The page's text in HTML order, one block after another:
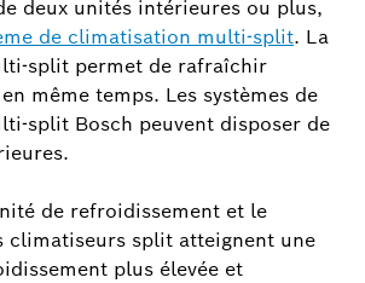
deux unités intérieures ou plus,
de climatisation multi-split. La
split permet de rafraîchir
même temps. Les systèmes de
split Bosch peuvent disposer de
de refroidissement et le
climatiseurs split atteignent une
plus élevée et